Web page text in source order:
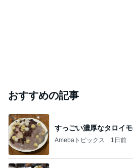
おすすめの記事
すっごい濃厚なタロイ
Amebaトピックス 1日前